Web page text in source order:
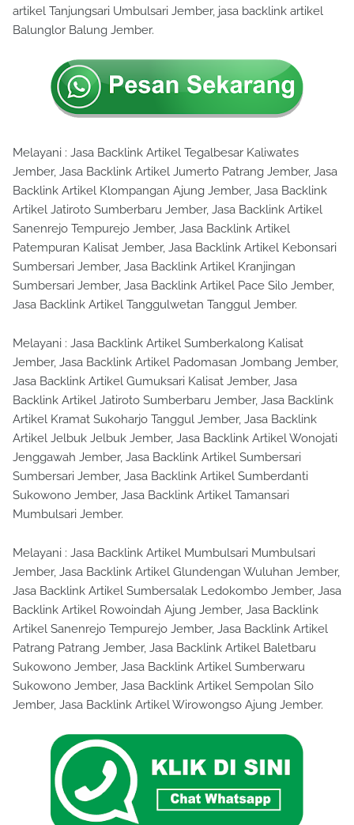
artikel Tanjungsari Umbulsari Jember, jasa backlink artikel
Balunglor Balung Jember.
Melayani : Jasa Backlink Artikel Tegalbesar Kaliwates
Jember, Jasa Backlink Artikel Jumerto Patrang Jember, Jasa
Backlink Artikel Klompangan Ajung Jember, Jasa Backlink
Artikel Jatiroto Sumberbaru Jember, Jasa Backlink Artikel
Sanenrejo Tempurejo Jember, Jasa Backlink Artikel
Patempuran Kalisat Jember, Jasa Backlink Artikel Kebonsari
Sumbersari Jember, Jasa Backlink Artikel Kranjingan
Sumbersari Jember, Jasa Backlink Artikel Pace Silo Jember,
Jasa Backlink Artikel Tanggulwetan Tanggul Jember.
Melayani : Jasa Backlink Artikel Sumberkalong Kalisat
Jember, Jasa Backlink Artikel Padomasan Jombang Jember,
Jasa Backlink Artikel Gumuksari Kalisat Jember, Jasa
Backlink Artikel Jatiroto Sumberbaru Jember, Jasa Backlink
Artikel Kramat Sukoharjo Tanggul Jember, Jasa Backlink
Artikel Jelbuk Jelbuk Jember, Jasa Backlink Artikel Wonojati
Jenggawah Jember, Jasa Backlink Artikel Sumbersari
Sumbersari Jember, Jasa Backlink Artikel Sumberdanti
Sukowono Jember, Jasa Backlink Artikel Tamansari
Mumbulsari Jember.
Melayani : Jasa Backlink Artikel Mumbulsari Mumbulsari
Jember, Jasa Backlink Artikel Glundengan Wuluhan Jember,
Jasa Backlink Artikel Sumbersalak Ledokombo Jember, Jasa
Backlink Artikel Rowoindah Ajung Jember, Jasa Backlink
Artikel Sanenrejo Tempurejo Jember, Jasa Backlink Artikel
Patrang Patrang Jember, Jasa Backlink Artikel Baletbaru
Sukowono Jember, Jasa Backlink Artikel Sumberwaru
Sukowono Jember, Jasa Backlink Artikel Sempolan Silo
Jember, Jasa Backlink Artikel Wirowongso Ajung Jember.